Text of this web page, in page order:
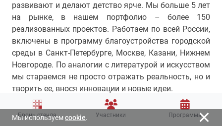
развивают и делают детство ярче. Мы больше 5 лет
на рынке, в нашем портфолио – более 150
реализованных проектов. Работаем по всей России,
включены в программу благоустройства городской
среды в Санкт-Петербурге, Москве, Казани, Нижнем
Новгороде. По аналогии с литературой и искусством
мы стараемся не просто отражать реальность, но и
творить ее, внося инновации и новые идеи.
На выставке RosBuild 2025 мы представили игровой
комплекс «Симпл» из серии «Кьюби». Оригинальный
Бронь стенда Участники Программа
Мы используемcookie.